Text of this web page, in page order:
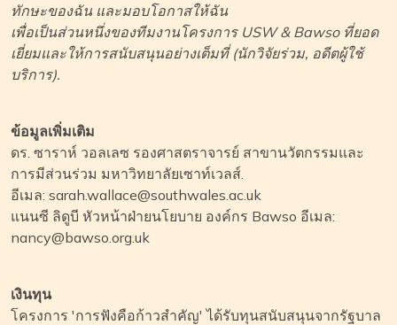
ทักษะของฉัน และมอบโอกาสให้ฉัน
เพื่อเป็นส่วนหนึ่งของทีมงานโครงการ USW & Bawso ที่ยอด
เยี่ยมและให้การสนับสนุนอย่างเต็มที่ (นักวิจัยร่วม, อดีตผู้ใช้
บริการ).
ข้อมูลเพิ่มเติม
ดร. ซาราห์ วอลเลซ รองศาสตราจารย์ สาขานวัตกรรมและ
การมีส่วนร่วม มหาวิทยาลัยเซาท์เวลส์.
อีเมล: sarah.wallace@southwales.ac.uk
แนนซี ลิดูบี หัวหน้าฝ่ายนโยบาย องค์กร Bawso อีเมล:
nancy@bawso.org.uk
เงินทุน
โครงการ 'การฟังคือก้าวสำคัญ' ได้รับทุนสนับสนุนจากรัฐบาล